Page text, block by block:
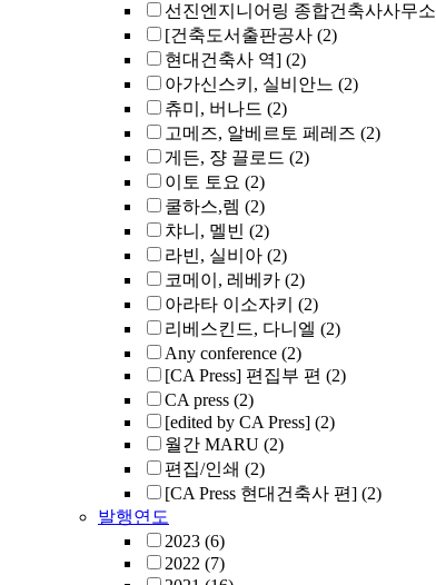
선진엔지니어링 종합건축사사무소
[건축도서출판공사 (2)
현대건축사 역] (2)
아가신스키, 실비안느 (2)
츄미, 버나드 (2)
고메즈, 알베르토 페레즈 (2)
게든, 쟝 끌로드 (2)
이토 토요 (2)
쿨하스,렘 (2)
챠니, 멜빈 (2)
라빈, 실비아 (2)
코메이, 레베카 (2)
아라타 이소자키
(2)
리베스킨드, 다니엘 (2)
Any conference (2)
[CA Press] 편집부 편 (2)
CA press (2)
[edited by CA Press] (2)
월간 MARU (2)
편집/인쇄 (2)
[CA Press 현대건축사 편] (2)
발행연도
2023 (6)
2022 (7)